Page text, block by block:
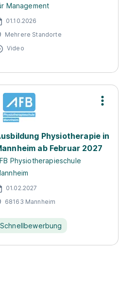
Management
01.10.2026
Mehrere Standorte
Video
Physiotherapie in
ab Februar 2027
Physiotherapieschule
01.02.2027
68163 Mannheim
Schnellbewerbung